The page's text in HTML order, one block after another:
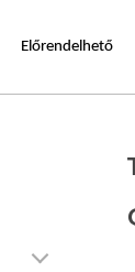
Előrendelhető